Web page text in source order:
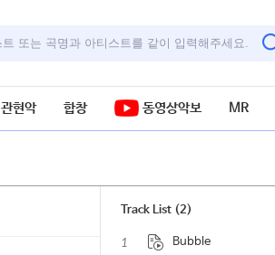
관현악 합창 동영상악보 MR
Track List (2)
1 Bubble